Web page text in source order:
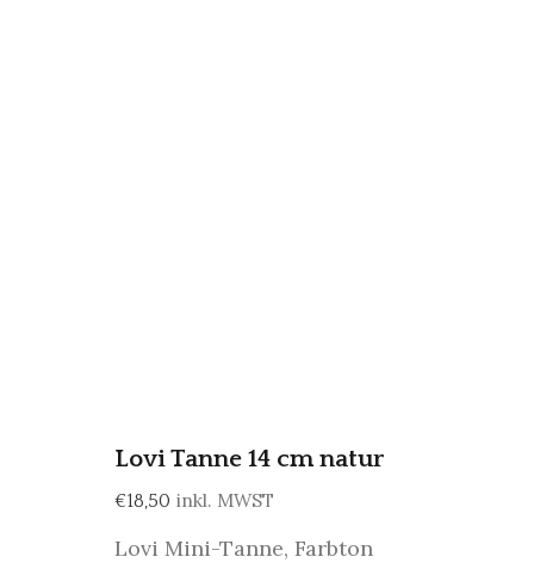
Lovi Tanne 14 cm natur
€18,50 inkl. MWST
Lovi Mini-Tanne, Farbton